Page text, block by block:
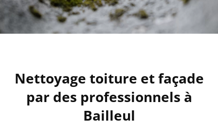
Nettoyage toiture et façade
par des professionnels à
Bailleul